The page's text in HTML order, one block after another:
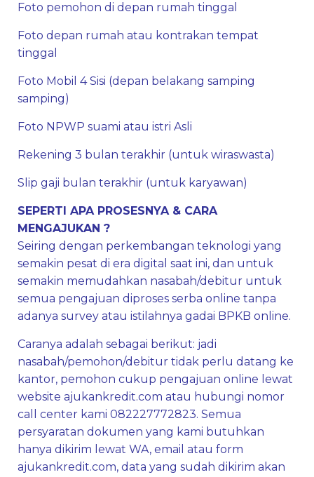
Foto pemohon di depan rumah tinggal
Foto depan rumah atau kontrakan tempat
tinggal
Foto Mobil 4 Sisi (depan belakang samping
samping)
Foto NPWP suami atau istri Asli
Rekening 3 bulan terakhir (untuk wiraswasta)
Slip gaji bulan terakhir (untuk karyawan)
SEPERTI APA PROSESNYA & CARA
MENGAJUKAN ?
Seiring dengan perkembangan teknologi yang
semakin pesat di era digital saat ini, dan untuk
semakin memudahkan nasabah/debitur untuk
semua pengajuan diproses serba online tanpa
adanya survey atau istilahnya gadai BPKB online.
Caranya adalah sebagai berikut: jadi
nasabah/pemohon/debitur tidak perlu datang ke
kantor, pemohon cukup pengajuan online lewat
website ajukankredit.com atau hubungi nomor
call center kami 082227772823. Semua
persyaratan dokumen yang kami butuhkan
hanya dikirim lewat WA, email atau form
ajukankredit.com, data yang sudah dikirim akan